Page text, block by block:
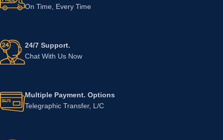
On Time, Every Time
24/7 Support.
Chat With Us Now
Multiple Payment. Options
Telegraphic Transfer, L/C